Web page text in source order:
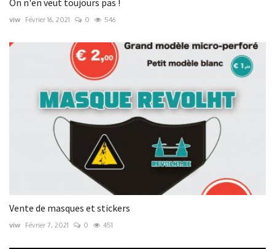
On n'en veut toujours pas !
viw Février 16, 2021 0 546
Vente de masques et stickers
viw Février 7, 2021 0 451